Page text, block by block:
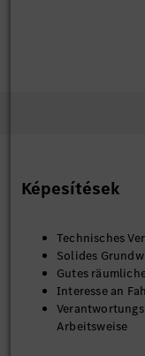
Képesítések
Technisches
Solides
Gutes
Interesse an
Arbeitsweise